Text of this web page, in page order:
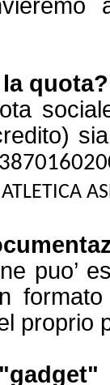
quota?
puo’
formato
proprio